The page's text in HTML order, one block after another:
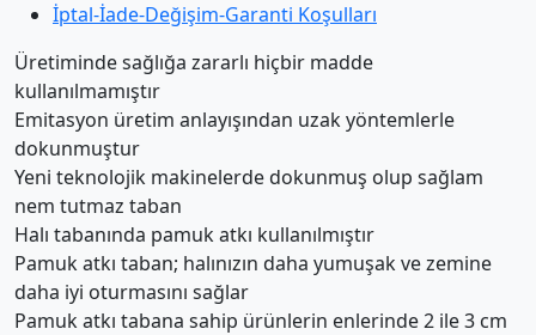
İptal-İade-Değişim-Garanti Koşulları
Üretiminde sağlığa zararlı hiçbir madde
kullanılmamıştır
Emitasyon üretim anlayışından uzak yöntemlerle
dokunmuştur
Yeni teknolojik makinelerde dokunmuş olup sağlam
nem tutmaz taban
Halı tabanında pamuk atkı kullanılmıştır
Pamuk atkı taban; halınızın daha yumuşak ve zemine
daha iyi oturmasını sağlar
Pamuk atkı tabana sahip ürünlerin enlerinde 2 ile 3 cm